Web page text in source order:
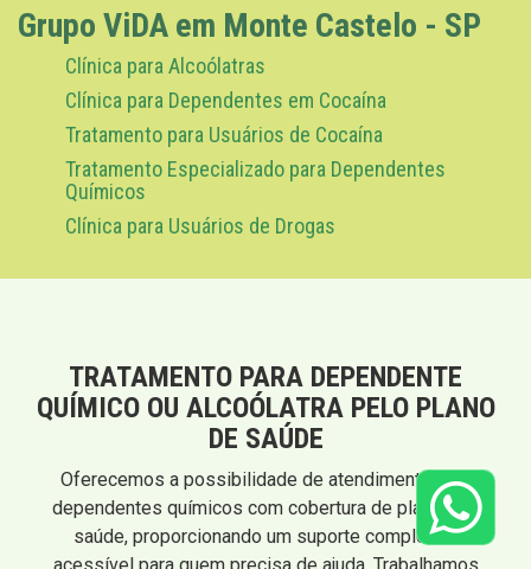
Grupo ViDA em Monte Castelo - SP
Clínica para Alcoólatras
Clínica para Dependentes em Cocaína
Tratamento para Usuários de Cocaína
Tratamento Especializado para Dependentes
Químicos
Clínica para Usuários de Drogas
TRATAMENTO PARA DEPENDENTE
QUÍMICO OU ALCOÓLATRA PELO PLANO
DE SAÚDE
Oferecemos a possibilidade de atendimento para
dependentes químicos com cobertura de planos de
saúde, proporcionando um suporte completo e